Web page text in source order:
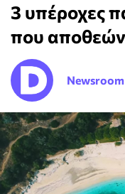
3 υπέροχες
που
Newsroom